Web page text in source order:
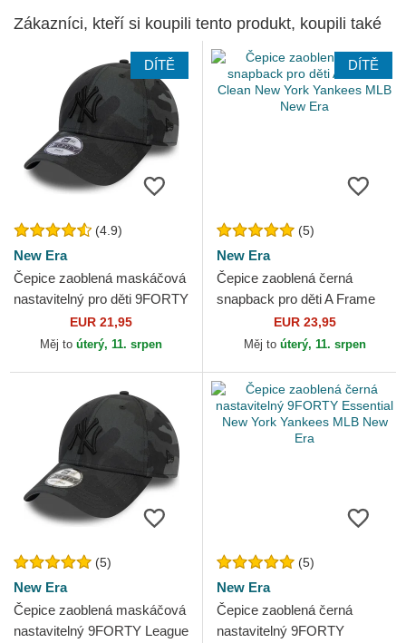
Zákazníci, kteří si koupili tento produkt, koupili také
DÍTĚ
(4.9)
New Era
Čepice zaoblená maskáčová
nastavitelný pro děti 9FORTY
League Essential New York
Yankees MLB New Era
EUR 21,95
Měj to úterý, 11. srpen
DÍTĚ
(5)
New Era
Čepice zaoblená černá
snapback pro děti A Frame
Clean New York Yankees
MLB New Era
EUR 23,95
Měj to úterý, 11. srpen
(5)
New Era
Čepice zaoblená maskáčová
nastavitelný 9FORTY League
(5)
New Era
Čepice zaoblená černá
nastavitelný 9FORTY